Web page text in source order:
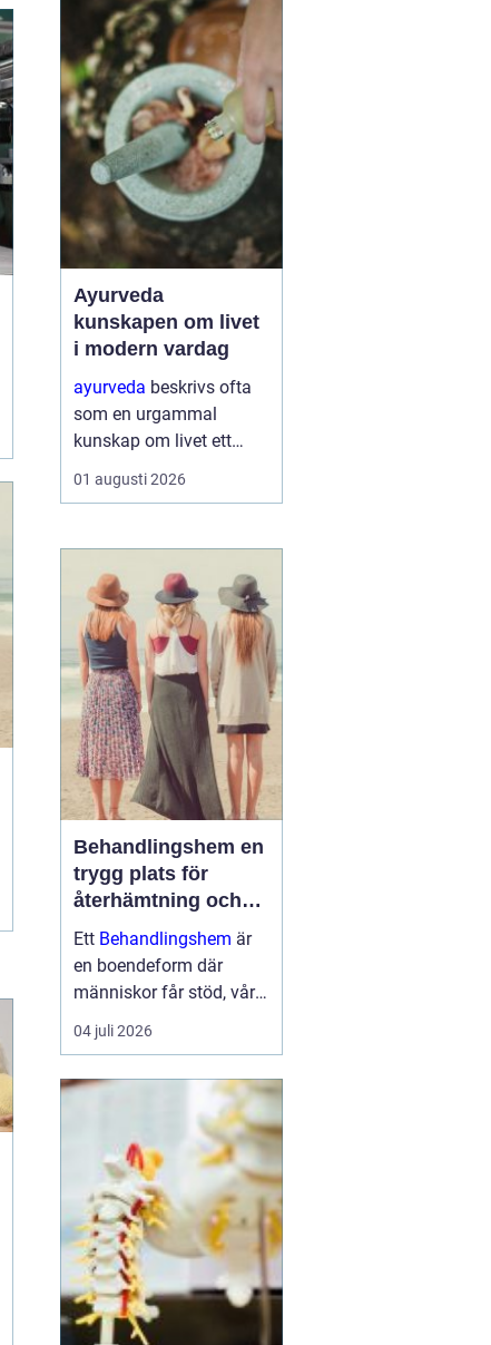
eller en hel fabrik.
Tekniken används i dag
inom industri, bygg,
fastigheter, kulturarv och
infrastruktur för at...
Ayurveda
kunskapen om livet
i modern vardag
ayurveda beskrivs ofta
som en urgammal
kunskap om livet ett
praktiskt system för
hälsa som förenar kropp,
stället för att enbart
fokusera på symptom
försöker ayurvedan
förstå varf...
01 augusti 2026
Behandlingshem en
trygg plats för
återhämtning och
förändring
Ett Behandlingshem är
en boendeform där
människor får stöd, vård
och struktur under en
period i livet när det
öppenvården inte räcker.
Målet är att skapa
trygghet, stabilitet och
förutsättni...
04 juli 2026